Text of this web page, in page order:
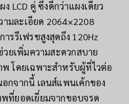
LCD คู่ ซึ่งดีกว่าแผงเดียว
ามละเอียด 2064×2208
รรีเฟรชสูงสุดถึง 120Hz
ยเพิ่มความสะดวกสบาย
โดยเฉพาะสำหรับผู้ที่ไวต่อ
กจากนี้ เลนส์แพนเค้กของ
ที่ยอดเยี่ยมจากขอบจรด